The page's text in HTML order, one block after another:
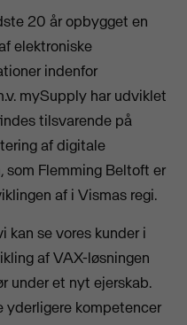
20 år opbygget en
elektroniske
indenfor
mySupply har udviklet
tilsvarende på
af digitale
som Flemming Beltoft er
af i Vismas regi.
kan se vores kunder i
af VAX-løsningen
under et nyt ejerskab.
yderligere kompetencer